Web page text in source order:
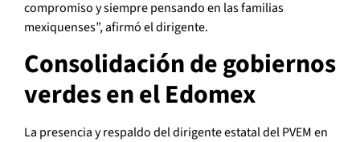
compromiso y siempre pensando en las familias
mexiquenses”, afirmó el dirigente.
Consolidación de gobiernos
verdes en el Edomex
La presencia y respaldo del dirigente estatal del PVEM en